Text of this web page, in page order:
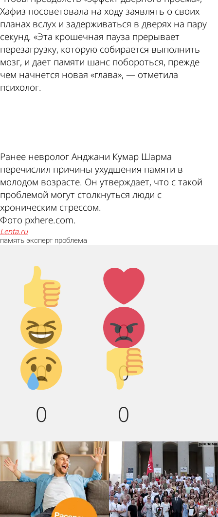
Хафиз посоветовала на ходу заявлять о своих
планах вслух и задерживаться в дверях на пару
секунд. «Эта крошечная пауза прерывает
перезагрузку, которую собирается выполнить
мозг, и дает памяти шанс побороться, прежде
чем начнется новая «глава», — отметила
психолог.
Ранее невролог Анджани Кумар Шарма
перечислил причины ухудшения памяти в
молодом возрасте. Он утверждает, что с такой
проблемой могут столкнуться люди с
хроническим стрессом.
Фото pxhere.com.
lenta.ru
память эксперт проблема
Палец
вверх!
0
Лайк!
0
Дикий
смех!
0
Агрессия!
0
Грусть :(
0
Палец
вниз!
0